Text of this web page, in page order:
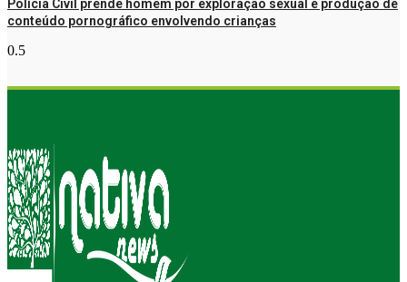
Polícia Civil prende homem por exploração sexual e produção de
conteúdo pornográfico envolvendo crianças